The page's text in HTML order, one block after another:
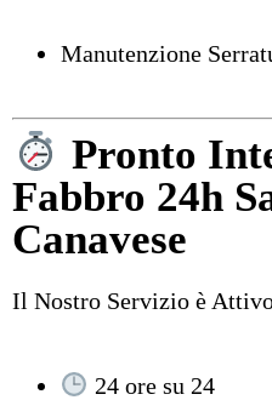
Manutenzione
Pronto
Fabbro 24h
Canavese
Il Nostro Servizio è
24 ore su 24